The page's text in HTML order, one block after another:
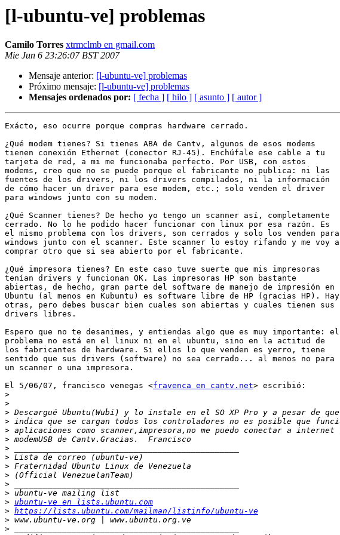
[l-ubuntu-ve] problemas
Camilo Torres xtrmclmb en gmail.com
Mie Jun 6 23:26:07 BST 2007
Mensaje anterior: [l-ubuntu-ve] problemas
Próximo mensaje: [l-ubuntu-ve] problemas
Mensajes ordenados por: [ fecha ] [ hilo ] [ asunto ] [ autor ]
Exácto, eso ocurre porque compras hardware cerrado.
¿Qué modem tienes? Si tienes ABA de Cantv, algunos de esos modems
tienen conexión Ethernet (conector RJ-45). Enchúfale ese cable a tu
tarjeta de red, a mi me funcionaba perfecto. Por USB, con estos
modems, creo que no se puede porque el fabricante no publica: ni las
fuentes de los drivers, ni los drivers compilados, ni la información
de cómo hacer un driver para ese modem, etc.; solo venden el driver
para windows junto con su modem.
¿Qué Scanner tienes? De hecho yo tengo un scanner así, completamente
cerrado. No lo he podido hacer funcionar con linux por esa razón. Es
el mismo problema con los drivers, son cerrados y solo los venden para
windows junto con el scanner. Este scanner lo estoy rifando y me voy a
comprar otro que si sea abierto por el fabricante.
¿Qué impresora tienes? En este caso tuve suerte que mis impresoras
tenían drivers y funcionan OK. Las impresoras HP son bastante
abiertas, de hecho, gran parte del software de manejo de impresión en
Ubuntu (al menos en Kubuntu) es software libre de HP (gracias HP). Hay
otras, pero debes buscar bien cuales son abiertas y cuales tienen sus
drivers libres.
Espero que no te desanimes, y entiendas algo que es muy importante: el
problema no está en el linux ni en el ubuntu, sino en la actitud de
los fabricantes de hardware. Si ellos lo que venden es yerro, tiene
sentido que sus drivers (software) no sea cerrado... al menos no para
un scanner o una impresora.
El 5/06/07, francisco venegas <fravenca en cantv.net> escribió:
>
>
>
>
>
>
>
>
>
>
>
>
> ubuntu-ve en lists.ubuntu.com
> https://lists.ubuntu.com/mailman/listinfo/ubuntu-ve
>
>